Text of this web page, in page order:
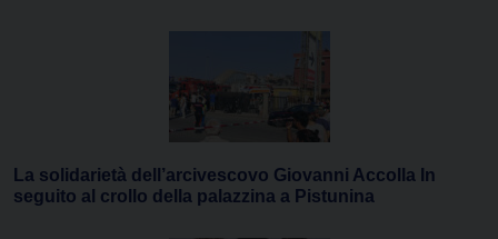
La solidarietà dell’arcivescovo Giovanni Accolla In
seguito al crollo della palazzina a Pistunina